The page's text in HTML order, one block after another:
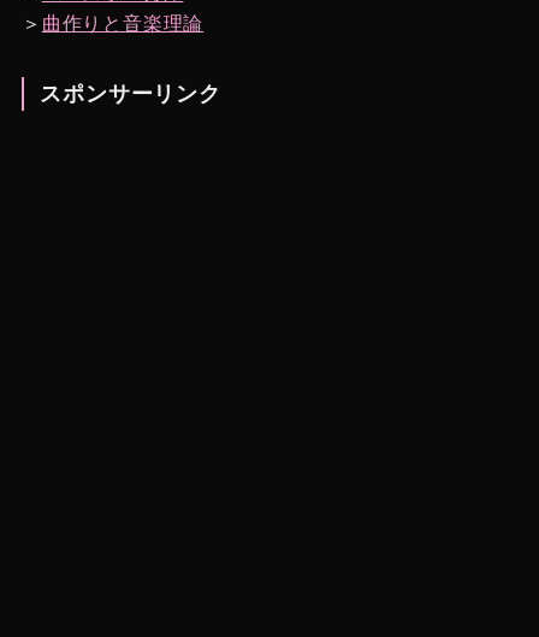
＞ 曲作りと音楽理論
スポンサーリンク